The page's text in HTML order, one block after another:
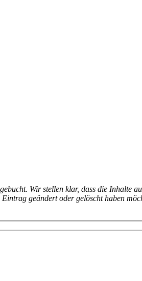
Wir stellen klar, dass die Inhalte
geändert oder gelöscht haben